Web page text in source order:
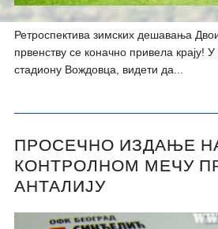
Ретроспектива зимских дешавања
првенству се коначно привела крају!
стадиону Вождовца, видети да...
ПРОСЕЧНО ИЗДАЊЕ
КОНТРОЛНОМ МЕЧУ
АНТАЛИЈУ